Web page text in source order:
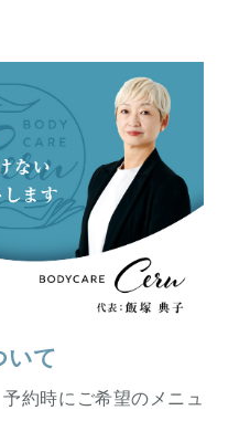
いて
約時にご希望のメニュ